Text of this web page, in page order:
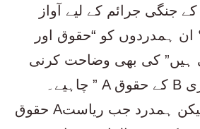
جنگی جرائم کے لیے آواز
ان ہمدردوں کو “حقوق اور
ہیں” کی بھی وضاحت کرنی
چاہیے۔ ” A کے حقوق B کی ذمہ داری. B کے
حقوق Aکی ذمہ دار ہے”,لیکن ہمدرد جب ریاست